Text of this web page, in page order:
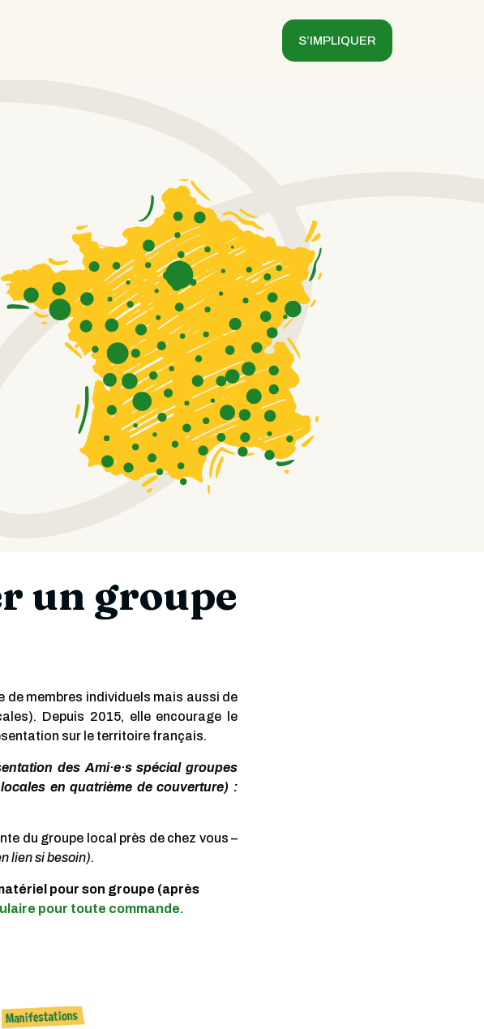
S’IMPLIQUER
un groupe
de membres individuels mais aussi de
Depuis 2015, elle encourage le
sur le territoire français.
des Ami·e·s spécial groupes
en quatrième de couverture) :
du groupe local près de chez vous –
lien si besoin).
pour son groupe (après
pour toute commande.